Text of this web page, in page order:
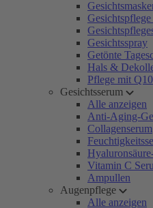
Gesichtsspray
Getönte
Hals &
Pflege mit Q10
Gesichtsserum
Alle anzeigen
Anti-Aging-
Collagenserum
Vitamin C
Ampullen
Augenpflege
Alle anzeigen